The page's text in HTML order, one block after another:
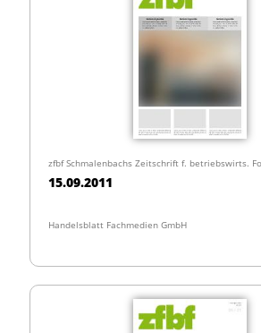
zfbf Schmalenbachs Zeitschrift f. betriebswirts.
15.09.2011
Handelsblatt Fachmedien GmbH